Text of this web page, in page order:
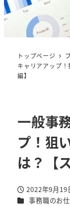
トップページ
キャリアアップ
編】
一般事
プ！狙
は？【
投稿日2022年9月19
カテゴリー
事務職のお